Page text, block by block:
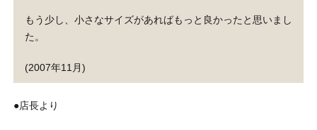
もう少し、小さなサイズがあればもっと良かったと思いまし
た。
(2007年11月)
●店長より